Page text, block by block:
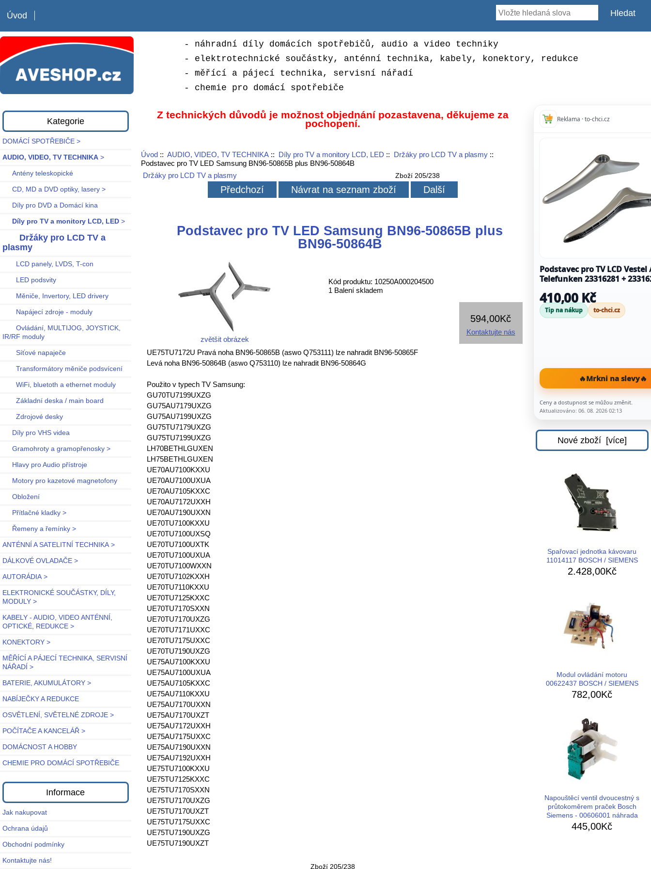
Úvod
- náhradní díly domácích spotřebičů, audio a video techniky
- elektrotechnické součástky, anténní technika, kabely, konektory, redukce
- měřící a pájecí technika, servisní nářadí
- chemie pro domácí spotřebiče
Kategorie
DOMÁCÍ SPOTŘEBIČE >
AUDIO, VIDEO, TV TECHNIKA >
Antény teleskopické
CD, MD a DVD optiky, lasery >
Díly pro DVD a Domácí kina
Díly pro TV a monitory LCD, LED >
Držáky pro LCD TV a
plasmy
LCD panely, LVDS, T-con
LED podsvity
Měniče, Invertory, LED drivery
Napájecí zdroje - moduly
Ovládání, MULTIJOG, JOYSTICK,
IR/RF moduly
Síťové napaječe
Transformátory měniče podsvícení
WiFi, bluetoth a ethernet moduly
Základní deska / main board
Zdrojové desky
Díly pro VHS videa
Gramohroty a gramopřenosky >
Hlavy pro Audio přístroje
Motory pro kazetové magnetofony
Obložení
Přítlačné kladky >
Řemeny a řemínky >
ANTÉNNÍ A SATELITNÍ TECHNIKA >
DÁLKOVÉ OVLADAČE >
AUTORÁDIA >
ELEKTRONICKÉ SOUČÁSTKY, DÍLY,
MODULY >
KABELY - AUDIO, VIDEO ANTÉNNÍ,
OPTICKÉ, REDUKCE >
KONEKTORY >
MĚŘÍCÍ A PÁJECÍ TECHNIKA, SERVISNÍ
NÁŘADÍ >
BATERIE, AKUMULÁTORY >
NABÍJEČKY A REDUKCE
OSVĚTLENÍ, SVĚTELNÉ ZDROJE >
POČÍTAČE A KANCELÁŘ >
DOMÁCNOST A HOBBY
CHEMIE PRO DOMÁCÍ SPOTŘEBIČE
Informace
Jak nakupovat
Ochrana údajů
Obchodní podmínky
Kontaktujte nás!
Z technických důvodů je možnost objednání pozastavena, děkujeme za
pochopení.
Úvod:: AUDIO, VIDEO, TV TECHNIKA:: Díly pro TV a monitory LCD, LED :: Držáky pro LCD TV a plasmy::
Podstavec pro TV LED Samsung BN96-50865B plus BN96-50864B
Držáky pro LCD TV a plasmy
Zboží 205/238
Předchozí Návrat na seznam zboží Další
Podstavec pro TV LED Samsung BN96-50865B plus
BN96-50864B
zvětšit obrázek
Kód produktu: 10250A000204500
1 Balení skladem
594,00Kč
Kontaktujte nás
UE75TU7172U Pravá noha BN96-50865B (aswo Q753111) lze nahradit BN96-50865F
Levá noha BN96-50864B (aswo Q753110) lze nahradit BN96-50864G
Použito v typech TV Samsung:
GU70TU7199UXZG
GU75AU7179UXZG
GU75AU7199UXZG
GU75TU7179UXZG
GU75TU7199UXZG
LH70BETHLGUXEN
LH75BETHLGUXEN
UE70AU7100KXXU
UE70AU7100UXUA
UE70AU7105KXXC
UE70AU7172UXXH
UE70AU7190UXXN
UE70TU7100KXXU
UE70TU7100UXSQ
UE70TU7100UXTK
UE70TU7100UXUA
UE70TU7100WXXN
UE70TU7102KXXH
UE70TU7110KXXU
UE70TU7125KXXC
UE70TU7170SXXN
UE70TU7170UXZG
UE70TU7171UXXC
UE70TU7175UXXC
UE70TU7190UXZG
UE75AU7100KXXU
UE75AU7100UXUA
UE75AU7105KXXC
UE75AU7110KXXU
UE75AU7170UXXN
UE75AU7170UXZT
UE75AU7172UXXH
UE75AU7175UXXC
UE75AU7190UXXN
UE75AU7192UXXH
UE75TU7100KXXU
UE75TU7125KXXC
UE75TU7170SXXN
UE75TU7170UXZG
UE75TU7170UXZT
UE75TU7175UXXC
UE75TU7190UXZG
UE75TU7190UXZT
Zboží 205/238
Reklama · to-chci.cz
Podstavec pro TV LCD Vestel
Telefunken 23316281 +
410,00 Kč
Tip na nákup to-chci.cz
🔥Mrkni na slevy🔥
Ceny a dostupnost se můžou změnit.
Aktualizováno: 06. 08. 2026 02:13
Nové zboží [více]
Spařovací jednotka kávovaru
11014117 BOSCH / SIEMENS
2.428,00Kč
Modul ovládání motoru
00622437 BOSCH / SIEMENS
782,00Kč
Napouštěcí ventil dvoucestný s
průtokoměrem praček Bosch
Siemens - 00606001 náhrada
445,00Kč